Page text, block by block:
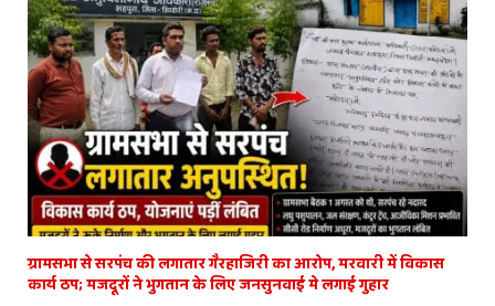
ग्रामसभा से सरपंच की लगातार गैरहाजिरी का आरोप, मरवारी में विकास
कार्य ठप; मजदूरों ने भुगतान के लिए जनसुनवाई मे लगाई गुहार